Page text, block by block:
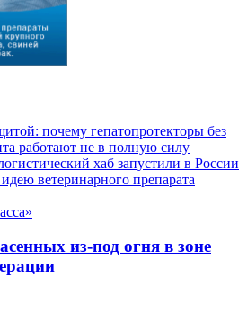
почему гепатопротекторы без
работают не в полную силу
хаб запустили в России
ветеринарного препарата
из-под огня в зоне